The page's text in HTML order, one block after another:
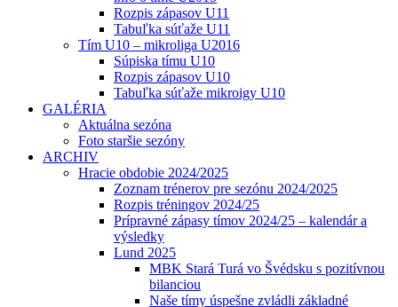
Rozpis zápasov U11
Tabuľka súťaže U11
Tím U10 – mikroliga U2016
Súpiska tímu U10
Rozpis zápasov U10
Tabuľka súťaže mikroigy U10
GALÉRIA
Aktuálna sezóna
Foto staršie sezóny
ARCHIV
Hracie obdobie 2024/2025
Zoznam trénerov pre sezónu 2024/2025
Rozpis tréningov 2024/25
Prípravné zápasy tímov 2024/25 – kalendár a
výsledky
Lund 2025
MBK Stará Turá vo Švédsku s pozitívnou
bilanciou
Naše tímy úspešne zvládli základné